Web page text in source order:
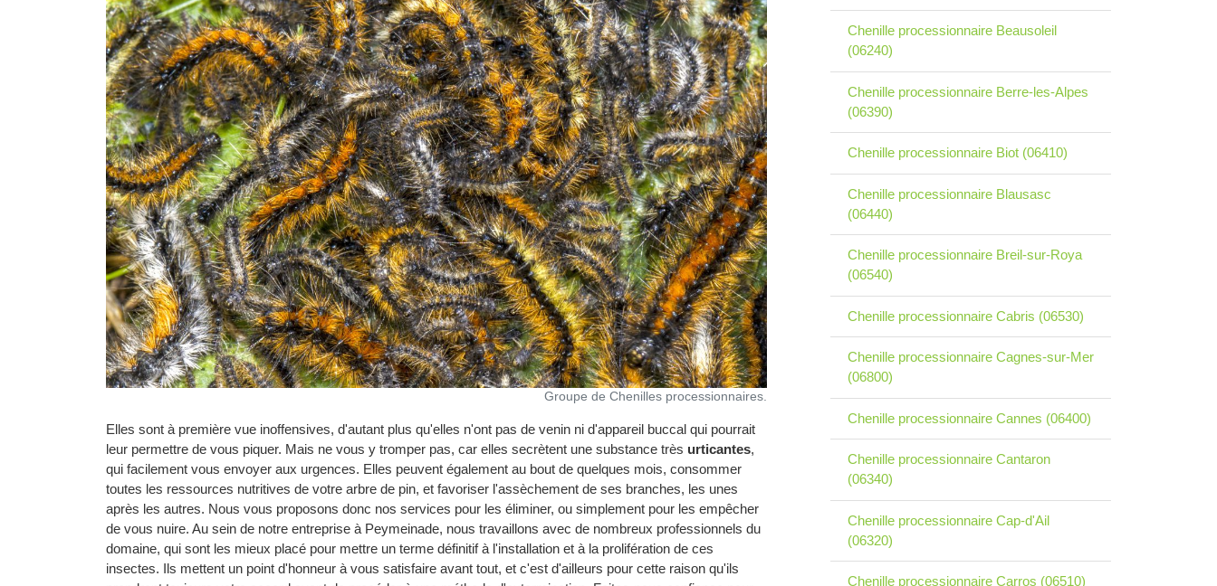
Groupe de Chenilles processionnaires.
Elles sont à première vue inoffensives, d'autant plus qu'elles n'ont pas de venin ni d'appareil buccal qui pourrait
leur permettre de vous piquer. Mais ne vous y tromper pas, car elles secrètent une substance très urticantes,
qui facilement vous envoyer aux urgences. Elles peuvent également au bout de quelques mois, consommer
toutes les ressources nutritives de votre arbre de pin, et favoriser l'assèchement de ses branches, les unes
après les autres. Nous vous proposons donc nos services pour les éliminer, ou simplement pour les empêcher
de vous nuire. Au sein de notre entreprise à Peymeinade, nous travaillons avec de nombreux professionnels du
domaine, qui sont les mieux placé pour mettre un terme définitif à l'installation et à la prolifération de ces
insectes. Ils mettent un point d'honneur à vous satisfaire avant tout, et c'est d'ailleurs pour cette raison qu'ils
Chenille processionnaire Beausoleil
(06240)
Chenille processionnaire Berre-les-Alpes
(06390)
Chenille processionnaire Biot (06410)
Chenille processionnaire Blausasc
(06440)
Chenille processionnaire Breil-sur-Roya
(06540)
Chenille processionnaire Cabris (06530)
Chenille processionnaire Cagnes-sur-Mer
(06800)
Chenille processionnaire Cannes (06400)
Chenille processionnaire Cantaron
(06340)
Chenille processionnaire Cap-d'Ail
(06320)
Chenille processionnaire Carros (06510)